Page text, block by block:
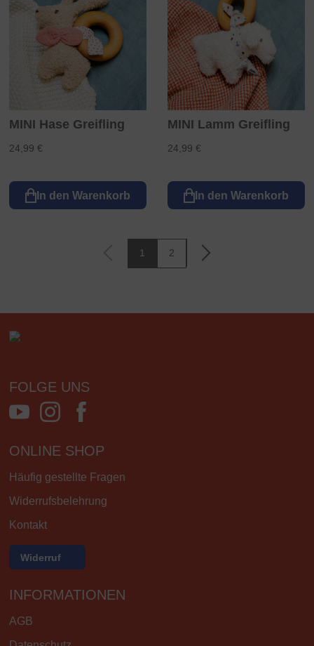
MINI Hase Greifling
24,99 €
In den Warenkorb
MINI Lamm Greifling
24,99 €
In den Warenkorb
1 2
FOLGE UNS
ONLINE SHOP
Häufig gestellte Fragen
Widerrufsbelehrung
Kontakt
Widerruf
INFORMATIONEN
AGB